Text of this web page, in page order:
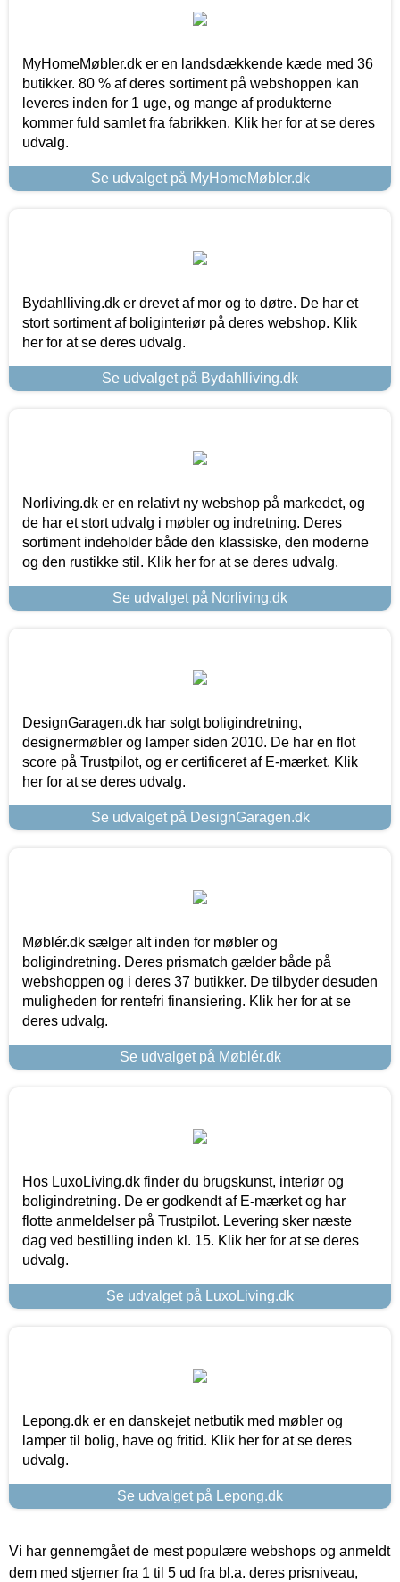
MyHomeMøbler.dk er en landsdækkende kæde med 36
butikker. 80 % af deres sortiment på webshoppen kan
leveres inden for 1 uge, og mange af produkterne
kommer fuld samlet fra fabrikken. Klik her for at se deres
udvalg.
Se udvalget på MyHomeMøbler.dk
Bydahlliving.dk er drevet af mor og to døtre. De har et
stort sortiment af boliginteriør på deres webshop. Klik
her for at se deres udvalg.
Se udvalget på Bydahlliving.dk
Norliving.dk er en relativt ny webshop på markedet, og
de har et stort udvalg i møbler og indretning. Deres
sortiment indeholder både den klassiske, den moderne
og den rustikke stil. Klik her for at se deres udvalg.
Se udvalget på Norliving.dk
DesignGaragen.dk har solgt boligindretning,
designermøbler og lamper siden 2010. De har en flot
score på Trustpilot, og er certificeret af E-mærket. Klik
her for at se deres udvalg.
Se udvalget på DesignGaragen.dk
Møblér.dk sælger alt inden for møbler og
boligindretning. Deres prismatch gælder både på
webshoppen og i deres 37 butikker. De tilbyder desuden
muligheden for rentefri finansiering. Klik her for at se
deres udvalg.
Se udvalget på Møblér.dk
Hos LuxoLiving.dk finder du brugskunst, interiør og
boligindretning. De er godkendt af E-mærket og har
flotte anmeldelser på Trustpilot. Levering sker næste
dag ved bestilling inden kl. 15. Klik her for at se deres
udvalg.
Se udvalget på LuxoLiving.dk
Lepong.dk er en danskejet netbutik med møbler og
lamper til bolig, have og fritid. Klik her for at se deres
udvalg.
Se udvalget på Lepong.dk
Vi har gennemgået de mest populære webshops og anmeldt
dem med stjerner fra 1 til 5 ud fra bl.a. deres prisniveau,